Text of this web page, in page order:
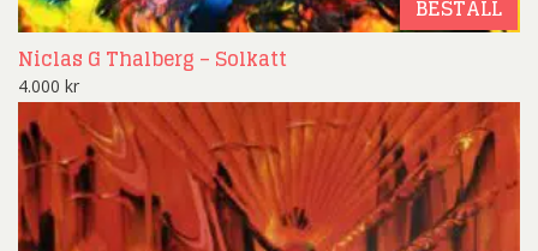
BESTÄLL
Niclas G Thalberg – Solkatt
4.000 kr